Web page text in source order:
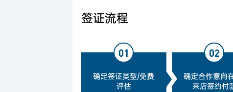
签证流程
01
确定签证类型/免费
评估
02
确定合作意向
来店签约付